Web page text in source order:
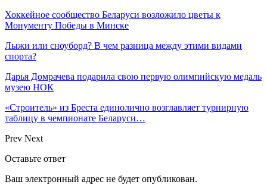
Хоккейное сообщество Беларуси возложило цветы к
Монументу Победы в Минске
Лыжи или сноуборд? В чем разница между этими видами
спорта?
Дарья Домрачева подарила свою первую олимпийскую медаль
музею НОК
«Строитель» из Бреста единолично возглавляет турнирную
таблицу в чемпионате Беларуси…
Prev Next
Оставьте ответ
Ваш электронный адрес не будет опубликован.